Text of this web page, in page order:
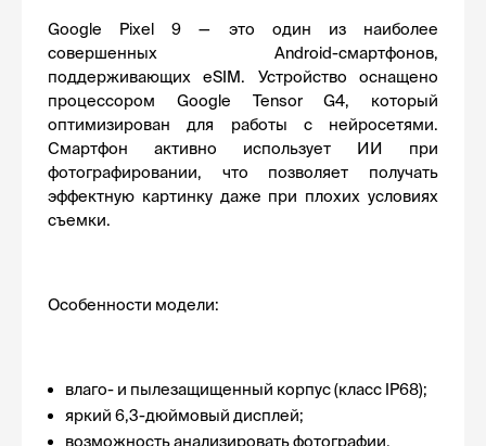
Google Pixel 9 — это один из наиболее
совершенных Android-смартфонов,
поддерживающих eSIM. Устройство оснащено
процессором Google Tensor G4, который
оптимизирован для работы с нейросетями.
Смартфон активно использует ИИ при
фотографировании, что позволяет получать
эффектную картинку даже при плохих условиях
съемки.
Особенности модели:
влаго- и пылезащищенный корпус (класс IP68);
яркий 6,3-дюймовый дисплей;
возможность анализировать фотографии,